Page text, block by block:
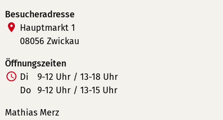
Besucheradresse
Hauptmarkt 1
08056 Zwickau
Öffnungszeiten
Di
9-12 Uhr / 13-18 Uhr
Do 9-12 Uhr / 13-15 Uhr
Mathias Merz